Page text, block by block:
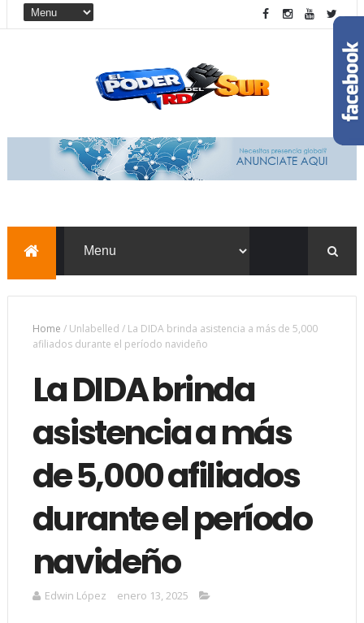
Home /Unlabelled / La DIDA brinda asistencia a más de 5,000
afiliados durante el período navideño
La DIDA brinda
asistencia a más
de 5,000 afiliados
durante el período
navideño
Edwin López enero 13, 2025